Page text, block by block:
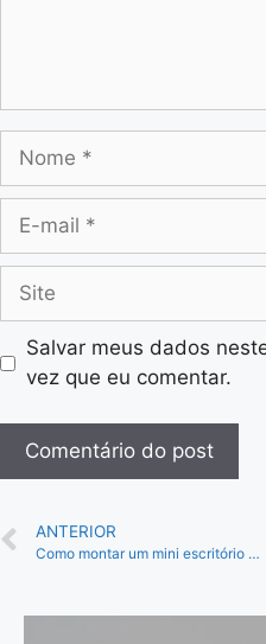
Salvar meus dados
vez que eu comentar.
ANTERIOR
Como montar um mini escritório no quarto? Dicas práticas